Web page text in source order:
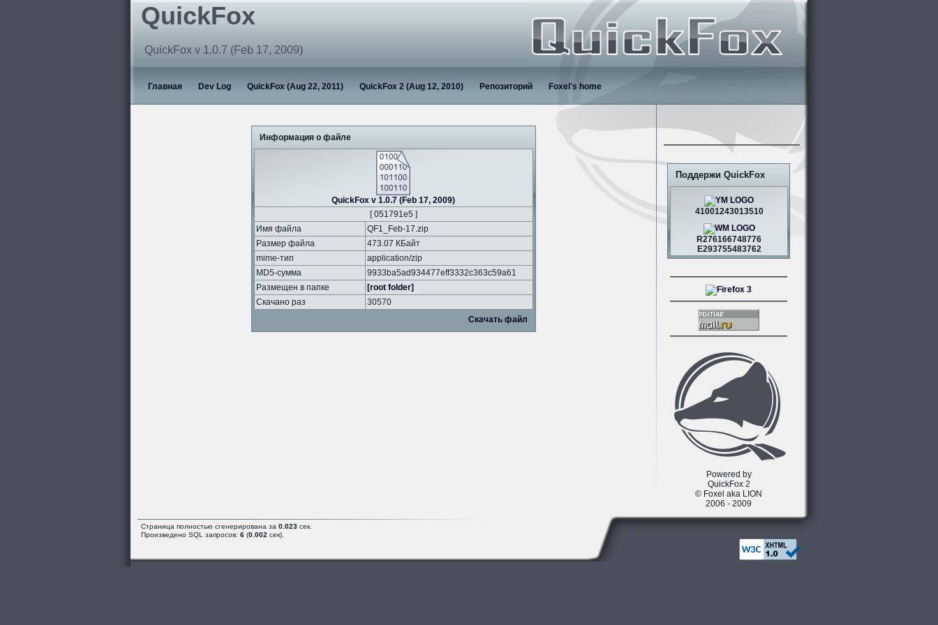
QuickFox
QuickFox v 1.0.7 (Feb 17, 2009)
Главная Dev Log QuickFox (Aug 22, 2011) QuickFox 2 (Aug 12, 2010) Репозиторий Foxel's home
Информация о файле
QuickFox v 1.0.7 (Feb 17, 2009)
[ 051791e5 ]
Имя файла
QF1_Feb-17.zip
Размер файла
473.07 КБайт
mime-тип
application/zip
MD5-сумма
9933ba5ad934477eff3332c363c59a61
Размещен в папке
[root folder]
Скачано раз
30570
Скачать файл
Поддержи QuickFox
41001243013510
R276166748776
E293755483762
Powered by
QuickFox 2
© Foxel aka LION
2006 - 2009
Страница полностью сгенерирована за 0.023 сек.
Произведено SQL запросов: 6 (0.002 сек).